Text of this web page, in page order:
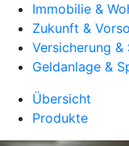
Immobilie &
Zukunft &
Versicherung &
Geldanlage &
Übersicht
Produkte